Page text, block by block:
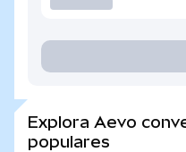
Explora Aevo
populares